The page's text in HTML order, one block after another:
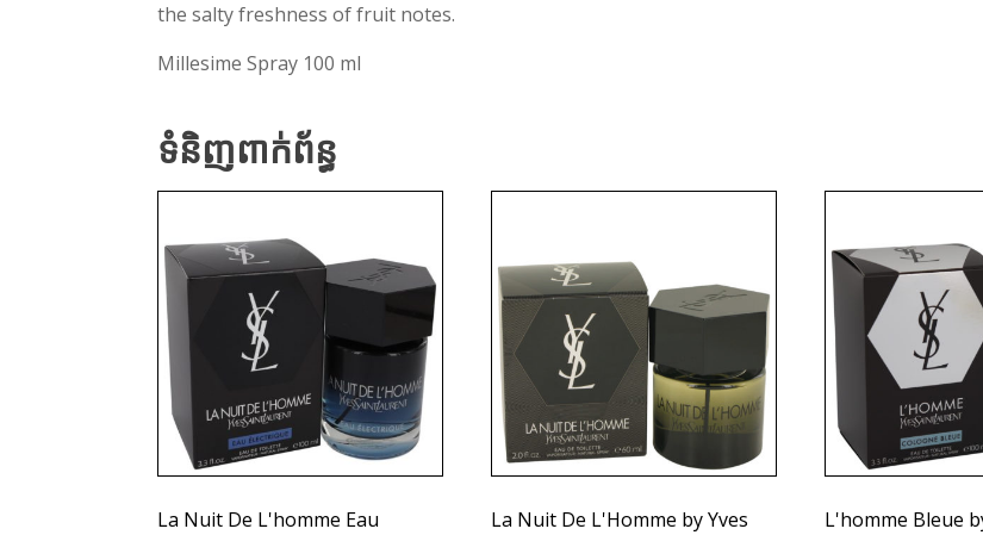
the salty freshness of fruit notes.
Millesime Spray 100 ml
ទំនិញពាក់ព័ន្ធ
La Nuit De L'homme Eau
La Nuit De L'Homme by Yves
L'homme Bleue